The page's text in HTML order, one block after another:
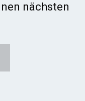
nächsten